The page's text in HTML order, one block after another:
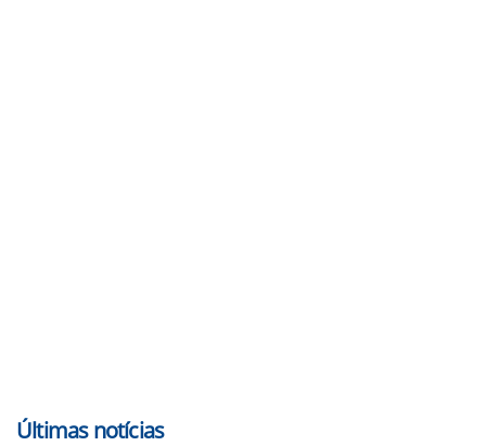
Últimas notícias